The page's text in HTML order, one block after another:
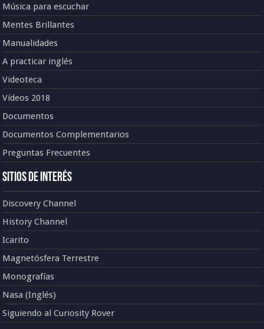
Música para escuchar
Mentes Brillantes
Manualidades
A practicar inglés
Videoteca
Vídeos 2018
Documentos
Documentos Complementarios
Preguntas Frecuentes
Sitios de Interés
Discovery Channel
History Channel
Icarito
Magnetósfera Terrestre
Monografías
Nasa (Inglés)
Siguiendo al Curiosity Rover